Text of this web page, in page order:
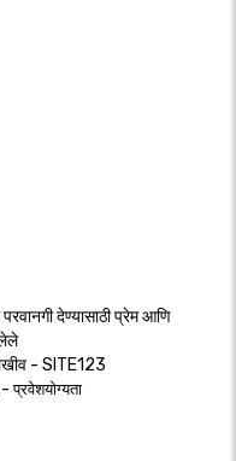
देण्यासाठी प्रेम आणि
- SITE123
-प्रवेशयोग्यता